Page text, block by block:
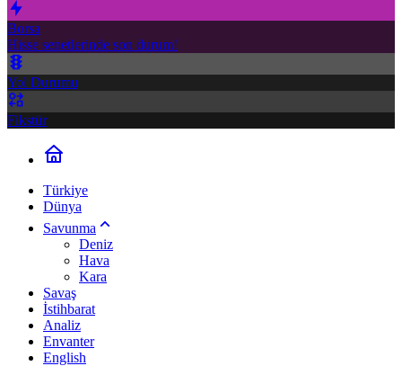
Borsa
Hisse senetlerinde son durum!
Yol Durumu
Fikstür
Türkiye
Dünya
Savunma
Deniz
Hava
Kara
Savaş
İstihbarat
Analiz
Envanter
English